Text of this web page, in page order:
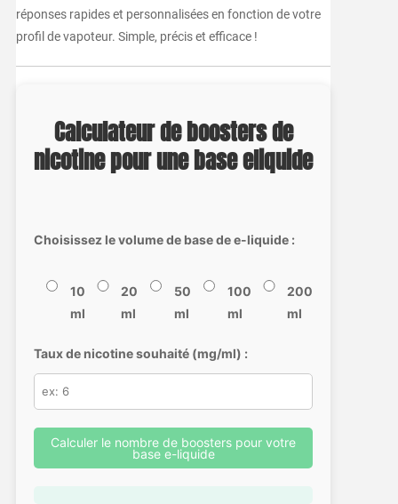
réponses rapides et personnalisées en fonction de votre
profil de vapoteur. Simple, précis et efficace !
Calculateur de boosters de
nicotine pour une base eliquide
Choisissez le volume de base de e-liquide :
10
ml
20
ml
50
ml
100
ml
200
ml
Taux de nicotine souhaité (mg/ml) :
Calculer le nombre de boosters pour votre
base e-liquide